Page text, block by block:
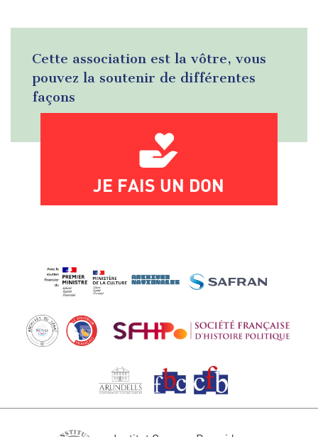
Cette association est la vôtre, vous
pouvez la soutenir de différentes
façons
JE FAIS UN DON